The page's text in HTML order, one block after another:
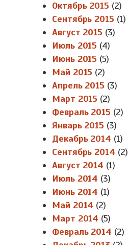
Октябрь 2015 (2)
Сентябрь 2015 (1)
Август 2015 (3)
Июль 2015 (4)
Июнь 2015 (5)
Май 2015 (2)
Апрель 2015 (3)
Март 2015 (2)
Февраль 2015 (2)
Январь 2015 (3)
Декабрь 2014 (1)
Сентябрь 2014 (2)
Август 2014 (1)
Июль 2014 (3)
Июнь 2014 (1)
Май 2014 (2)
Март 2014 (5)
Февраль 2014 (2)